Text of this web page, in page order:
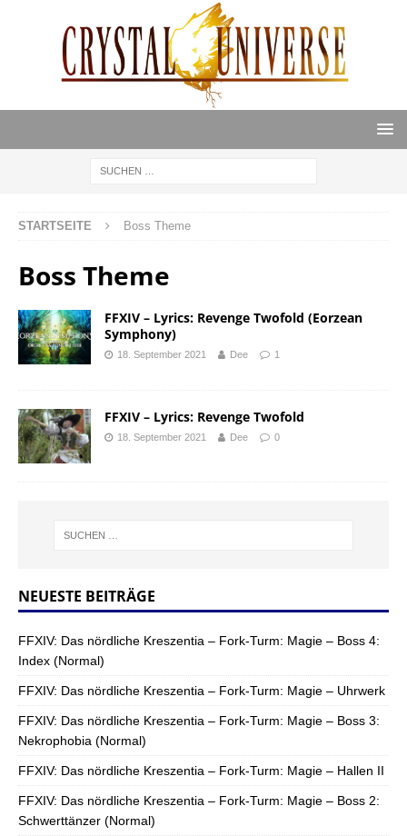
STARTSEITE Boss Theme
Boss Theme
FFXIV – Lyrics: Revenge Twofold (Eorzean
Symphony)
18. September 2021 Dee 1
FFXIV – Lyrics: Revenge Twofold
18. September 2021 Dee 0
NEUESTE BEITRÄGE
FFXIV: Das nördliche Kreszentia – Fork-Turm: Magie – Boss 4:
Index (Normal)
FFXIV: Das nördliche Kreszentia – Fork-Turm: Magie – Uhrwerk
FFXIV: Das nördliche Kreszentia – Fork-Turm: Magie – Boss 3:
Nekrophobia (Normal)
FFXIV: Das nördliche Kreszentia – Fork-Turm: Magie – Hallen II
FFXIV: Das nördliche Kreszentia – Fork-Turm: Magie – Boss 2:
Schwerttänzer (Normal)